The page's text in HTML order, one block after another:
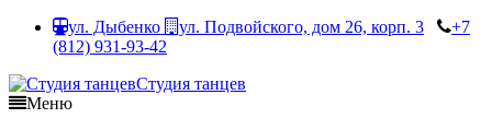
ул. Дыбенко ул. Подвойского, дом 26, корп. 3
+7
(812) 931-93-42
Студия танцев
Меню